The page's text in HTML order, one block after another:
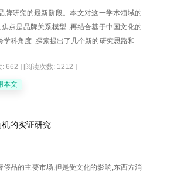
牌研究的最新阶段。本文对这一学术领域的
点是品牌关系模型 ,再结合基于中国文化的
学科角度 ,探索提出了几个新的研究思路和方
: 662 ] [阅读次数: 1212 ]
本文
的实证研究
侈品的主要市场,但是受文化的影响,东西方消